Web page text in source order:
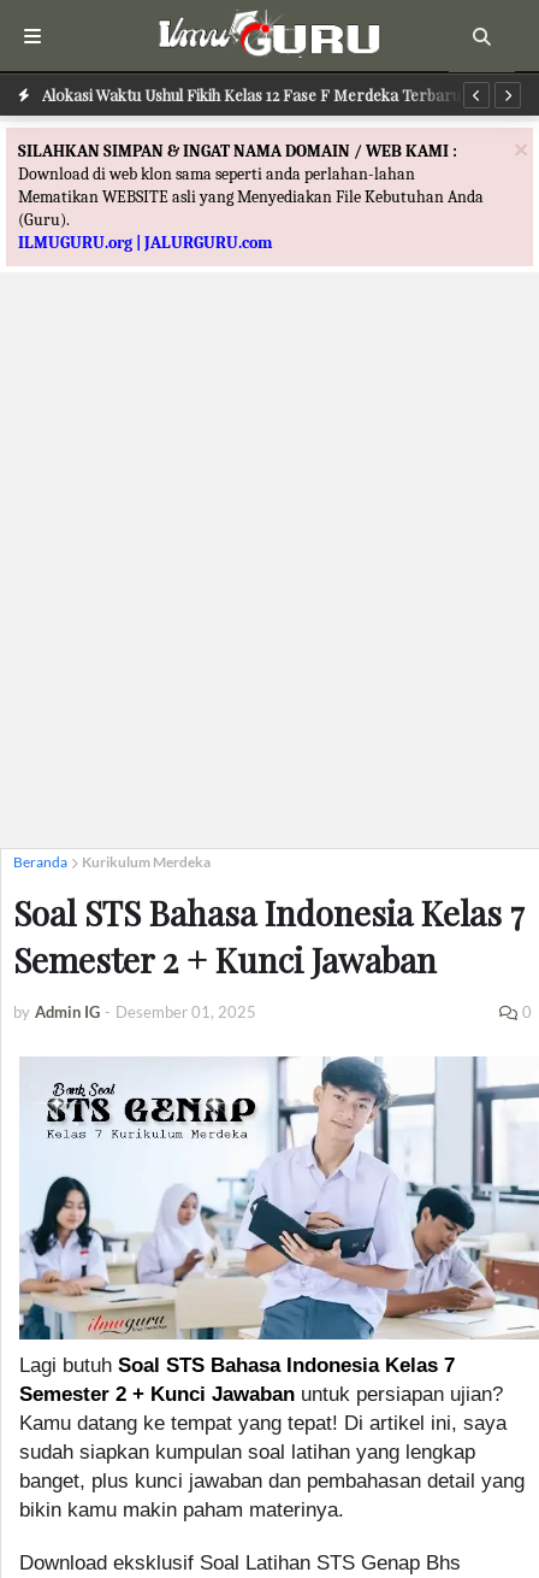
Alokasi Waktu Ushul Fikih Kelas 12 Fase F Merdeka Terbaru
Alokasi Waktu Ilmu Tafsir Kelas 12 Fase F Merdeka Terbaru
×
SILAHKAN SIMPAN & INGAT NAMA DOMAIN / WEB KAMI :
Download di web klon sama seperti anda perlahan-lahan
Mematikan WEBSITE asli yang Menyediakan File Kebutuhan Anda
(Guru).
ILMUGURU.org | JALURGURU.com
Beranda Kurikulum Merdeka
Soal STS Bahasa Indonesia Kelas 7
Semester 2 + Kunci Jawaban
by Admin IG - Desember 01, 2025 0
Lagi butuh Soal STS Bahasa Indonesia Kelas 7
Semester 2 + Kunci Jawaban untuk persiapan ujian?
Kamu datang ke tempat yang tepat! Di artikel ini, saya
sudah siapkan kumpulan soal latihan yang lengkap
banget, plus kunci jawaban dan pembahasan detail yang
bikin kamu makin paham materinya.
Download eksklusif Soal Latihan STS Genap Bhs